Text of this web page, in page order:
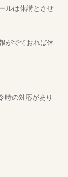
ルは休講とさせ
がでておれば休
時の対応があり